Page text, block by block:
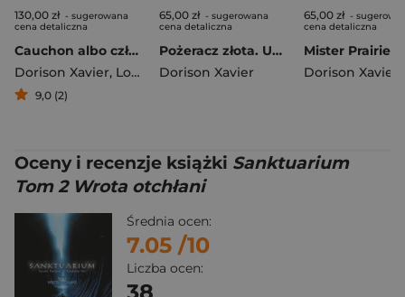
130,00 zł - sugerowana
cena detaliczna
Cauchon albo człowiek, który zabił Joannę d'Arc
Dorison Xavier, Louis-David Delahaye Parnotte Joel
9,0 (2)
65,00 zł - sugerowana
cena detaliczna
Pożeracz złota. Undertaker. Tom 1 wyd. 3
Dorison Xavier
65,00 zł -
cena detaliczna
Dorison Xavier
Oceny i recenzje książki Sanktuarium
Tom 2 Wrota otchłani
Średnia ocen:
7.05 /10
Liczba ocen: